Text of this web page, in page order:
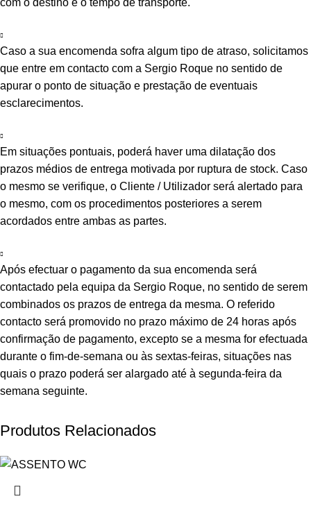
Caso a sua encomenda sofra algum tipo de atraso, solicitamos
que entre em contacto com a Sergio Roque no sentido de
apurar o ponto de situação e prestação de eventuais
esclarecimentos.
Em situações pontuais, poderá haver uma dilatação dos
prazos médios de entrega motivada por ruptura de stock. Caso
o mesmo se verifique, o Cliente / Utilizador será alertado para
o mesmo, com os procedimentos posteriores a serem
acordados entre ambas as partes.
Após efectuar o pagamento da sua encomenda será
contactado pela equipa da Sergio Roque, no sentido de serem
combinados os prazos de entrega da mesma. O referido
contacto será promovido no prazo máximo de 24 horas após
confirmação de pagamento, excepto se a mesma for efectuada
durante o fim-de-semana ou às sextas-feiras, situações nas
quais o prazo poderá ser alargado até à segunda-feira da
semana seguinte.
Produtos Relacionados